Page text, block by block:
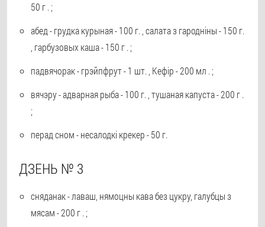
50 г . ;
абед - грудка курыная - 100 г. , салата з гародніны - 150 г.
, гарбузовых каша - 150 г . ;
падвячорак - грэйпфрут - 1 шт. , Кефір - 200 мл . ;
вячэру - адварная рыба - 100 г. , тушаная капуста - 200 г .
;
перад сном - несалодкі крекер - 50 г.
ДЗЕНЬ № 3
сняданак - лаваш, нямоцны кава без цукру, галубцы з
мясам - 200 г . ;